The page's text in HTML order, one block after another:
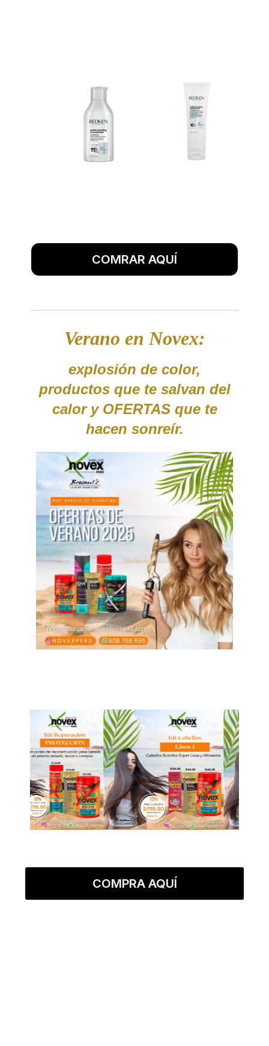
COMRAR AQUÍ
Verano en Novex:
explosión de color,
productos que te salvan del
calor y OFERTAS que te
hacen sonreír.
COMPRA AQUÍ